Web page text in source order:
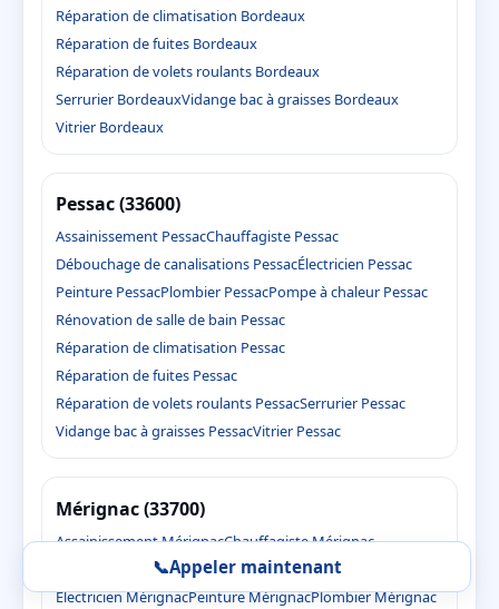
Réparation de climatisation Bordeaux
Réparation de fuites Bordeaux
Réparation de volets roulants Bordeaux
Serrurier BordeauxVidange bac à graisses Bordeaux
Vitrier Bordeaux
Pessac (33600)
Assainissement PessacChauffagiste Pessac
Débouchage de canalisations PessacÉlectricien Pessac
Peinture PessacPlombier PessacPompe à chaleur Pessac
Rénovation de salle de bain Pessac
Réparation de climatisation Pessac
Réparation de fuites Pessac
Réparation de volets roulants PessacSerrurier Pessac
Vidange bac à graisses PessacVitrier Pessac
Mérignac (33700)
Assainissement MérignacChauffagiste Mérignac
Débouchage de canalisations Mérignac
Électricien MérignacPeinture MérignacPlombier Mérignac
📞Appeler maintenant